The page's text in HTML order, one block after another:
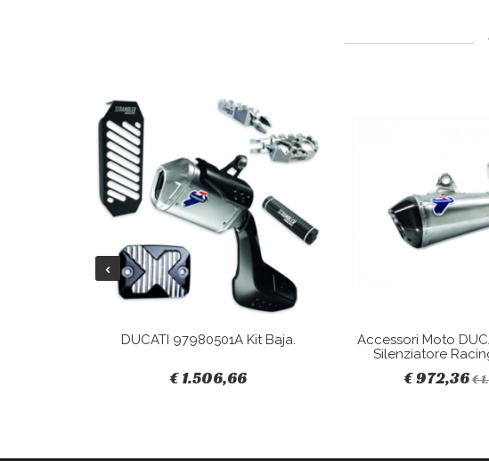
DUCATI 97980501A Kit Baja.
€ 1.506,66
Accessori Moto
Silenziatore
€ 972,36€